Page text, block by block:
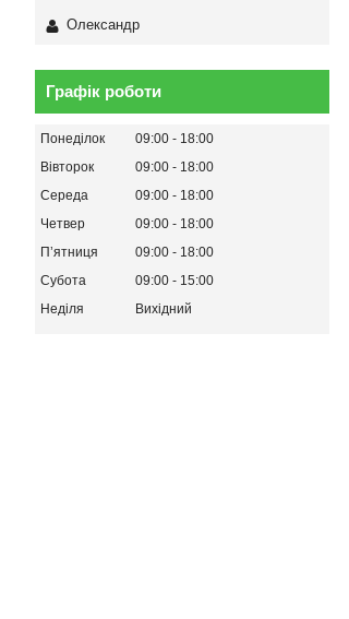
Олександр
Графік роботи
Понеділок 09:00
18:00
Вівторок
09:00
18:00
Середа
09:00
18:00
Четвер
09:00
18:00
Пʼятниця
09:00
18:00
Субота
09:00
15:00
Неділя
Вихідний